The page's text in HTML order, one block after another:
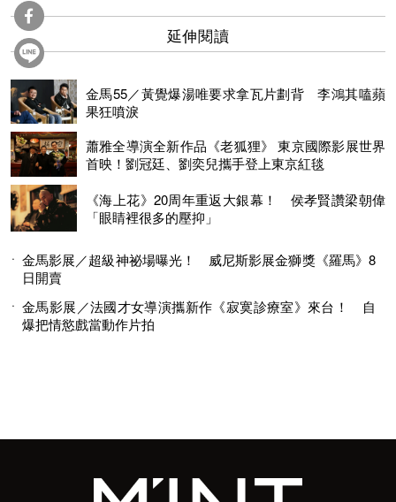
延伸閱讀
金馬55／黃覺爆湯唯要求拿瓦片劃背 李鴻其嗑蘋
果狂噴淚
蕭雅全導演全新作品《老狐狸》 東京國際影展世界
首映！劉冠廷、劉奕兒攜手登上東京紅毯
《海上花》20周年重返大銀幕！ 侯孝賢讚梁朝偉
「眼睛裡很多的壓抑」
金馬影展／超級神祕場曝光！ 威尼斯影展金獅獎《羅馬》8
日開賣
金馬影展／法國才女導演攜新作《寂寞診療室》來台！ 自
爆把情慾戲當動作片拍